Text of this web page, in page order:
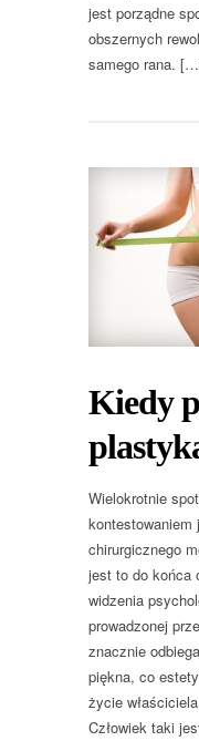
jest porządne
obszernych
samego rana.
Kiedy
Wielokrotnie
kontestowaniem
chirurgicznego
jest to do końca
widzenia
prowadzonej
znacznie
piękna, co
życie
Człowiek taki